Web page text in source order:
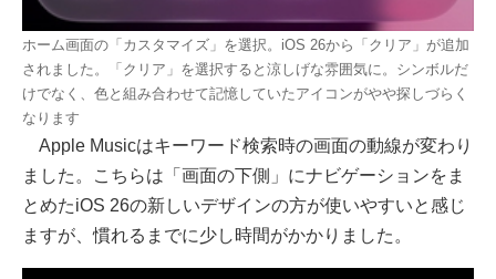
ホーム画面の「カスタマイズ」を選択。iOS 26から「クリア」が追加
されました。「クリア」を選択すると涼しげな雰囲気に。シンボルだ
けでなく、色と組み合わせて記憶していたアイコンがやや探しづらく
なります
Apple Musicはキーワード検索時の画面の動線が変わり
ました。こちらは「画面の下側」にナビゲーションをま
とめたiOS 26の新しいデザインの方が使いやすいと感じ
ますが、慣れるまでに少し時間がかかりました。